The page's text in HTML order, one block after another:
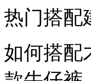
热门搭配
如何搭配